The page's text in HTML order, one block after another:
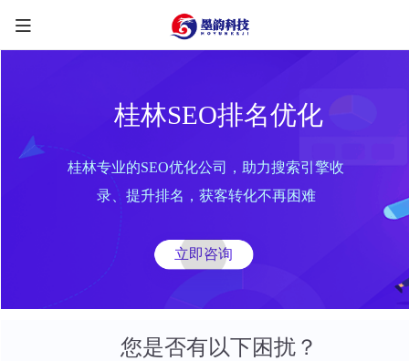
桂林SEO排名优化
桂林专业的SEO优化公司，助力搜索引擎收
录、提升排名，获客转化不再困难
立即咨询
您是否有以下困扰？
限时优惠咨询中
联系方式